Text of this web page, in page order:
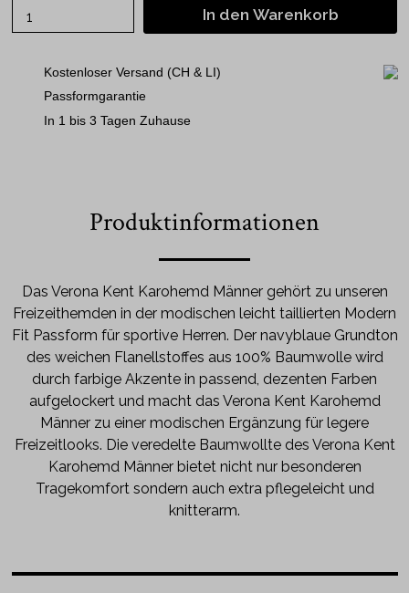
In den Warenkorb
Kostenloser Versand (CH & LI)
Passformgarantie
In 1 bis 3 Tagen Zuhause
Produktinformationen
Das Verona Kent Karohemd Männer gehört zu unseren
Freizeithemden in der modischen leicht taillierten Modern
Fit Passform für sportive Herren. Der navyblaue Grundton
des weichen Flanellstoffes aus 100% Baumwolle wird
durch farbige Akzente in passend, dezenten Farben
aufgelockert und macht das Verona Kent Karohemd
Männer zu einer modischen Ergänzung für legere
Freizeitlooks. Die veredelte Baumwollte des Verona Kent
Karohemd Männer bietet nicht nur besonderen
Tragekomfort sondern auch extra pflegeleicht und
knitterarm.